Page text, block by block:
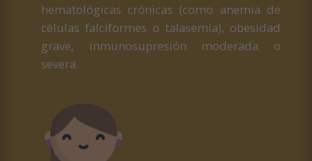
hematológicas crónicas (como anemia de
células falciformes o talasemia), obesidad
grave, inmunosupresión moderada o
severa.